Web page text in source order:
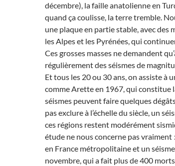
décembre), la faille anatolienne en
quand ça coulisse, la terre tremble.
une plaque en partie stable, avec des
les Alpes et les Pyrénées, qui
Ces grosses masses ne demandent
régulièrement des séismes de
Et tous les 20 ou 30 ans, on assiste à
comme Arette en 1967, qui constitue
séismes peuvent faire quelques
pas exclure à l’échelle du siècle, un
ces régions restent modérément
étude ne nous concerne pas vraiment
en France métropolitaine et un
novembre, qui a fait plus de 400